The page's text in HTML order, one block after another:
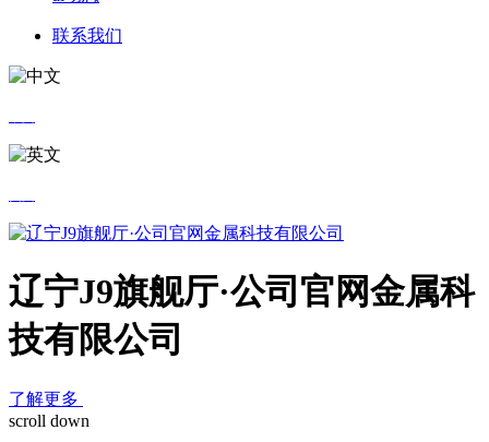
联系我们
辽宁J9旗舰厅·公司官网金属科
技有限公司
了解更多
scroll down